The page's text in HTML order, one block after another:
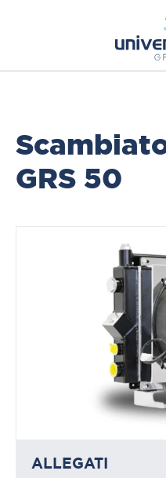
Scambiatori Serie By-Pass
GRS 50
ALLEGATI